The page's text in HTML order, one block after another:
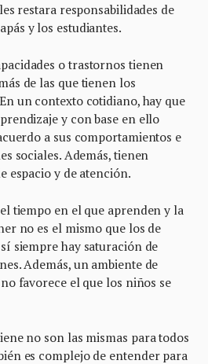
restara responsabilidades de
y los estudiantes.
o trastornos tienen
de las que tienen los
un contexto cotidiano, hay que
y con base en ello
a sus comportamientos e
sociales. Además, tienen
espacio y de atención.
tiempo en el que aprenden y la
no es el mismo que los de
siempre hay saturación de
Además, un ambiente de
favorece el que los niños se
no son las mismas para todos
es complejo de entender para